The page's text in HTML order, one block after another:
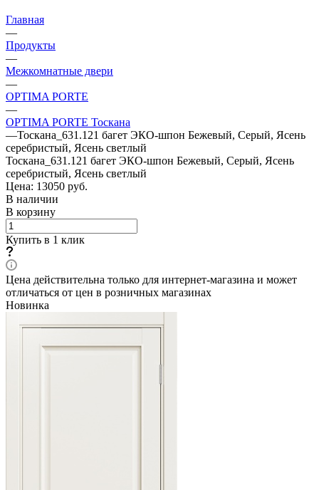
Главная
—
Продукты
—
Межкомнатные двери
—
OPTIMA PORTE
—
OPTIMA PORTE Тоскана
—Тоскана_631.121 багет ЭКО-шпон Бежевый, Серый, Ясень
серебристый, Ясень светлый
Тоскана_631.121 багет ЭКО-шпон Бежевый, Серый, Ясень
серебристый, Ясень светлый
Цена: 13050 руб.
В наличии
В корзину
Купить в 1 клик
Цена действительна только для интернет-магазина и может
отличаться от цен в розничных магазинах
Новинка